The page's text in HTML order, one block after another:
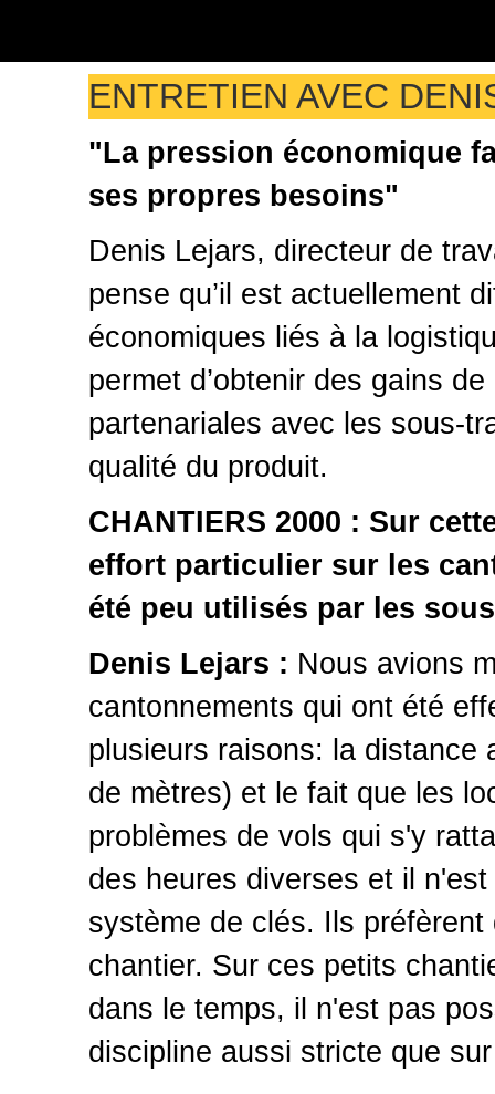
ENTRETIEN AVEC
"La pression économique
ses propres besoins"
Denis Lejars, directeur de
pense qu’il est actuellement
économiques liés à la
permet d’obtenir des gains
partenariales avec les sous-
qualité du produit.
CHANTIERS 2000 : Sur
effort particulier sur les
été peu utilisés par les
Denis Lejars : Nous avions
cantonnements qui ont été
plusieurs raisons: la distance
de mètres) et le fait que les
problèmes de vols qui s'y
des heures diverses et il
système de clés. Ils
chantier. Sur ces petits
dans le temps, il n'est pas
discipline aussi stricte que